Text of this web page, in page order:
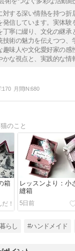
対する深い情熱を持つ折
発信しています。実体験
丁寧に綴り、文化の継承
技術の魅力を伝えつつ、
趣味人や文化愛好家の感
な視点と、実践的な情
170 月間IN:680
のこと
箱
レッスンより：小
縫箱
5日前
らし #ハンドメイド